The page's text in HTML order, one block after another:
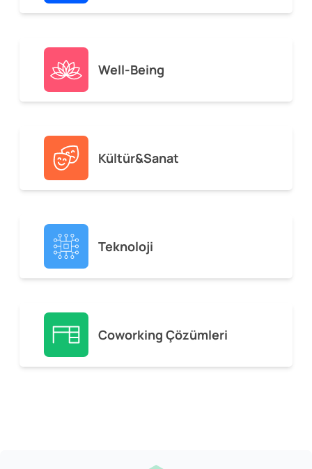
Well-Being
Kültür&Sanat
Teknoloji
Coworking Çözümleri